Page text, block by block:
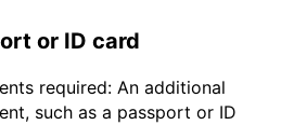
or ID card
required: An additional
such as a passport or ID